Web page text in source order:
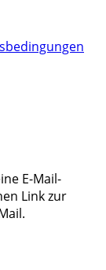
E-Mail-
Link zur